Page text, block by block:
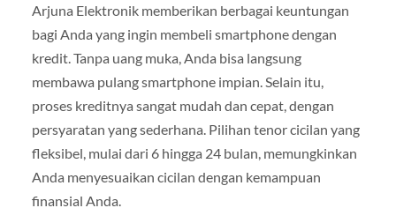
Arjuna Elektronik memberikan berbagai keuntungan
bagi Anda yang ingin membeli smartphone dengan
kredit. Tanpa uang muka, Anda bisa langsung
membawa pulang smartphone impian. Selain itu,
proses kreditnya sangat mudah dan cepat, dengan
persyaratan yang sederhana. Pilihan tenor cicilan yang
fleksibel, mulai dari 6 hingga 24 bulan, memungkinkan
Anda menyesuaikan cicilan dengan kemampuan
finansial Anda.